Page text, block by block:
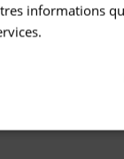
informations